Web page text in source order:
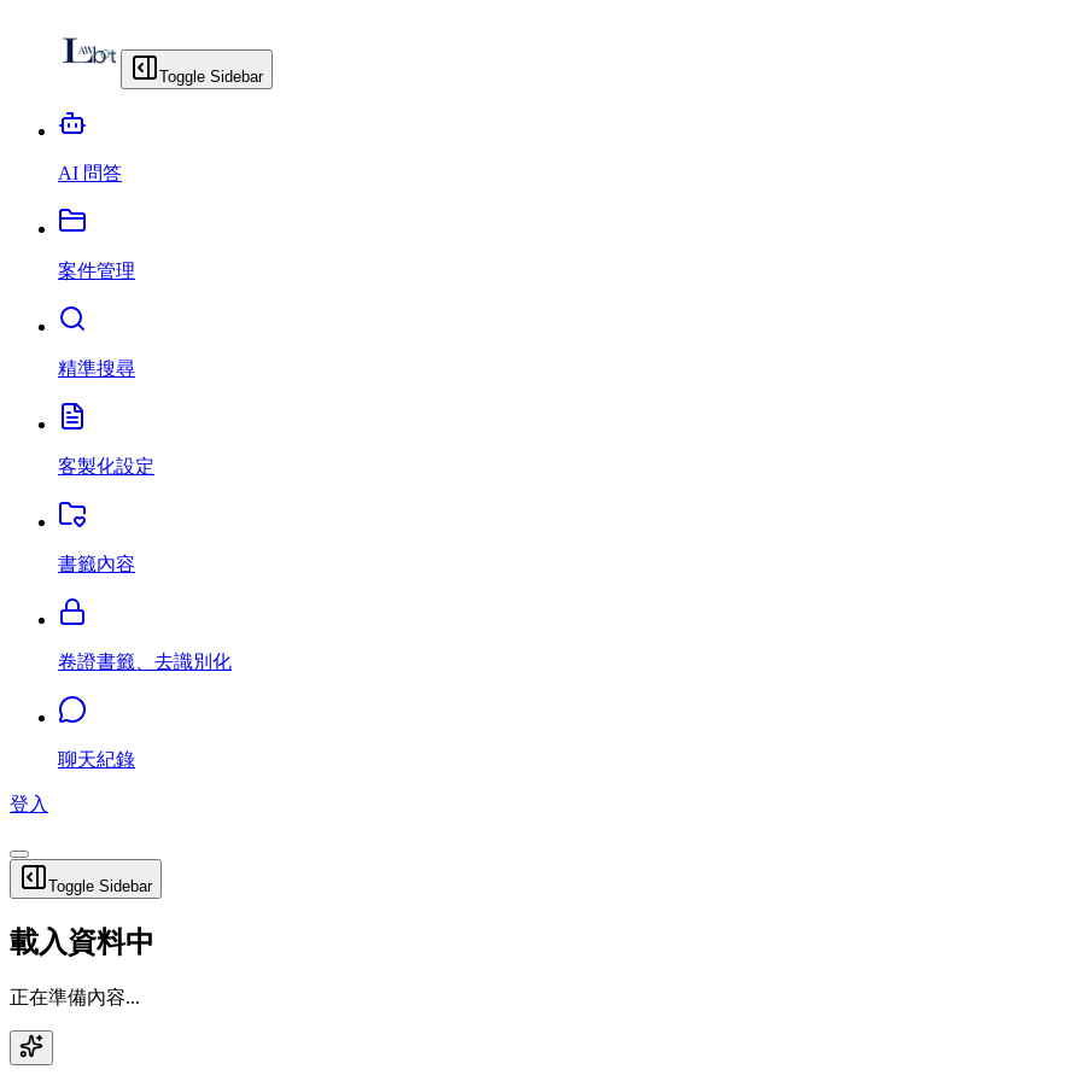
Toggle Sidebar
AI 問答
案件管理
精準搜尋
客製化設定
書籤內容
卷證書籤、去識別化
聊天紀錄
登入
Toggle Sidebar
載入資料中
正在準備內容...